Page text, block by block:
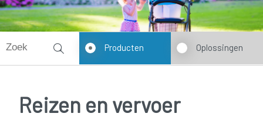
Producten Oplossingen
Reizen en vervoer